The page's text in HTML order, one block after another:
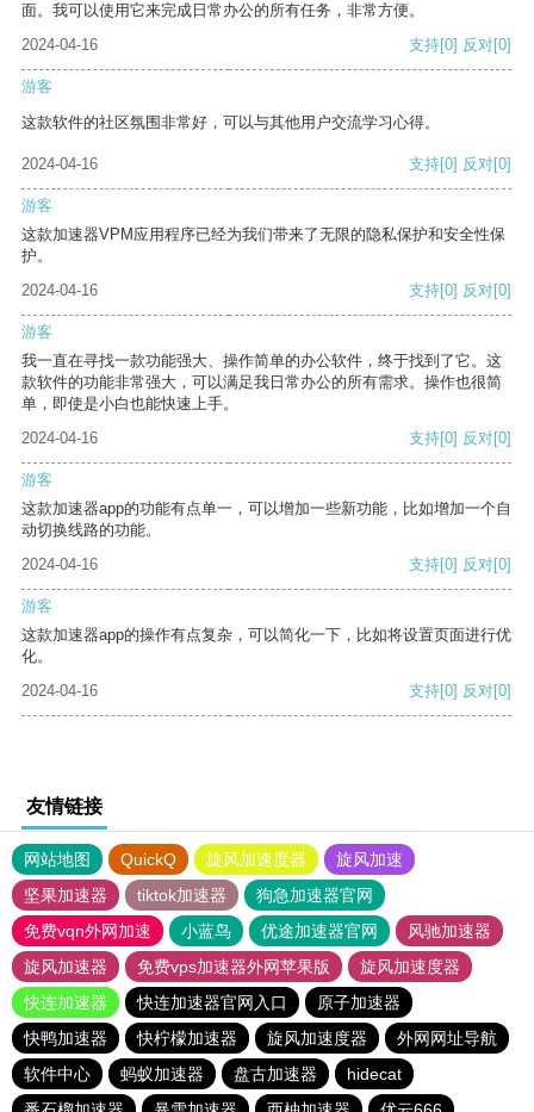
面。我可以使用它来完成日常办公的所有任务，非常方便。
2024-04-16
支持[0] 反对[0]
游客
这款软件的社区氛围非常好，可以与其他用户交流学习心得。
2024-04-16 支持[0] 反对[0]
游客
这款加速器VPM应用程序已经为我们带来了无限的隐私保护和安全性保
护。
2024-04-16
支持[0] 反对[0]
游客
我一直在寻找一款功能强大、操作简单的办公软件，终于找到了它。这
款软件的功能非常强大，可以满足我日常办公的所有需求。操作也很简
单，即使是小白也能快速上手。
2024-04-16
支持[0] 反对[0]
游客
这款加速器app的功能有点单一，可以增加一些新功能，比如增加一个自
动切换线路的功能。
2024-04-16
支持[0] 反对[0]
游客
这款加速器app的操作有点复杂，可以简化一下，比如将设置页面进行优
化。
2024-04-16
支持[0] 反对[0]
友情链接
网站地图 QuickQ 旋风加速度器
旋风加速
坚果加速器
tiktok加速器
狗急加速器官网
免费vqn外网加速
小蓝鸟 优途加速器官网
风驰加速器
旋风加速器
免费vps加速器外网苹果版
旋风加速度器
快连加速器
快连加速器官网入口
原子加速器
快鸭加速器
快柠檬加速器 旋风加速度器
外网网址导航
软件中心
蚂蚁加速器 盘古加速器
hidecat